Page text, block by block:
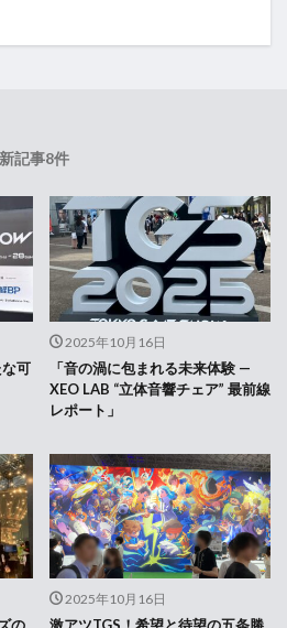
記事8件
可
2025年10月16日
「音の渦に包まれる未来体験 —
XEO LAB “立体音響チェア” 最前線
レポート」
2025年10月16日